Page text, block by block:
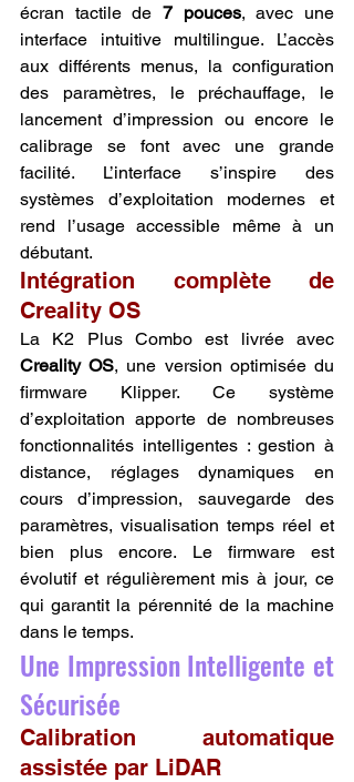
écran tactile de 7 pouces, avec une
interface intuitive multilingue. L’accès
aux différents menus, la configuration
des paramètres, le préchauffage, le
lancement d’impression ou encore le
calibrage se font avec une grande
facilité. L’interface s’inspire des
systèmes d’exploitation modernes et
rend l’usage accessible même à un
débutant.
Intégration complète de
Creality OS
Creality OS, une version optimisée du
firmware Klipper. Ce système
d’exploitation apporte de nombreuses
fonctionnalités intelligentes : gestion à
distance, réglages dynamiques en
cours d’impression, sauvegarde des
paramètres, visualisation temps réel et
bien plus encore. Le firmware est
évolutif et régulièrement mis à jour, ce
qui garantit la pérennité de la machine
dans le temps.
Une Impression Intelligente et
Sécurisée
Calibration automatique
assistée par LiDAR